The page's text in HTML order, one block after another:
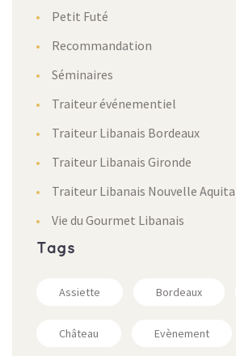
Petit Futé
Recommandation
Séminaires
Traiteur événementiel
Traiteur Libanais Bordeaux
Traiteur Libanais Gironde
Traiteur Libanais Nouvelle
Vie du Gourmet Libanais
Tags
Assiette Bordeaux
Château Evènement